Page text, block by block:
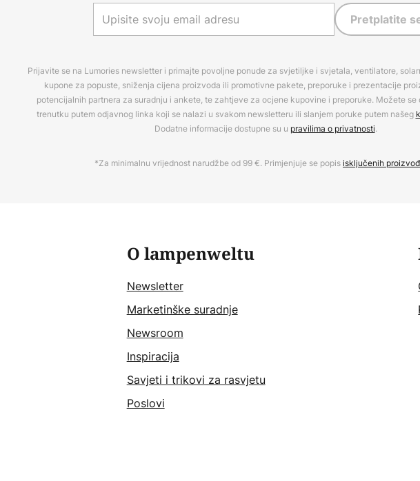
Pretplatite
Prijavite se na Lumories newsletter i primajte povoljne ponude za svjetiljke i svjetala, ventilatore,
kupone za popuste, sniženja cijena proizvoda ili promotivne pakete, preporuke i prezentacije
potencijalnih partnera za suradnju i ankete, te zahtjeve za ocjene kupovine i preporuke. Možete se
trenutku putem odjavnog linka koji se nalazi u svakom newsletteru ili slanjem poruke putem našeg
Dodatne informacije dostupne su u pravilima o privatnosti.
*Za minimalnu vrijednost narudžbe od 99 €. Primjenjuje se popisisključenih
O lampenweltu
Newsletter
Marketinške suradnje
Newsroom
Inspiracija
Savjeti i trikovi za rasvjetu
Poslovi